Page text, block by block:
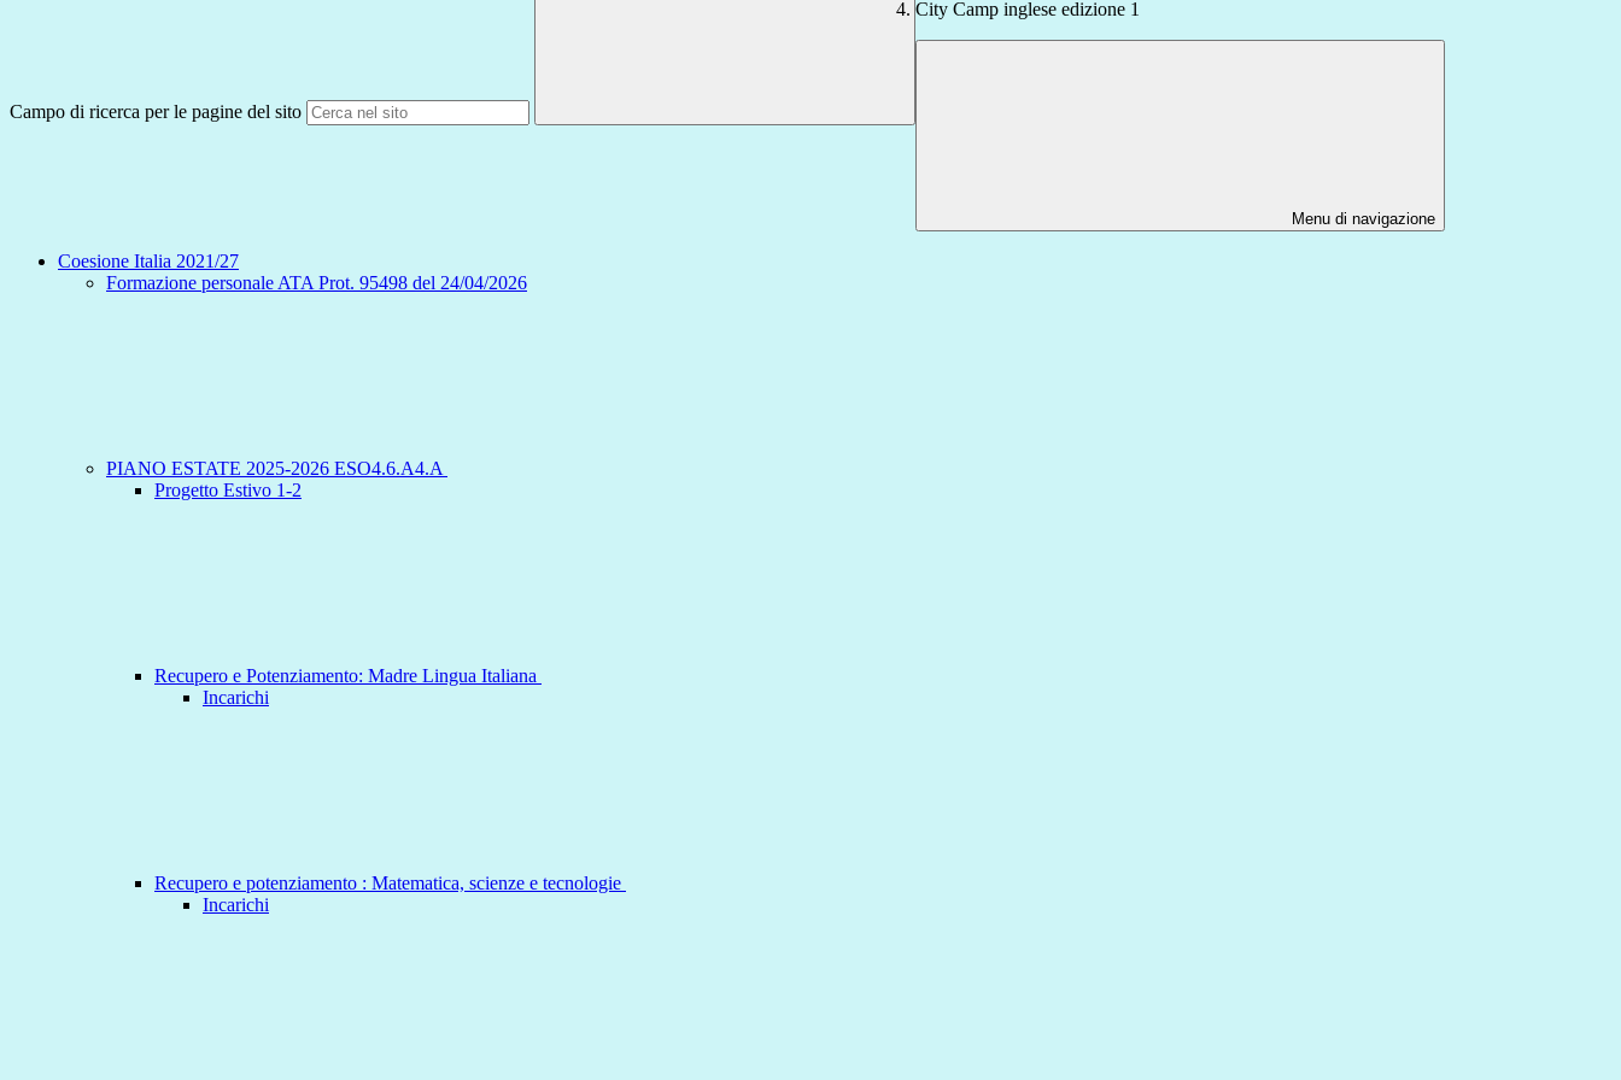
Campo di ricerca per le pagine del sito
City Camp inglese edizione 1
Menu di navigazione
Coesione Italia 2021/27
Formazione personale ATA Prot. 95498 del 24/04/2026
PIANO ESTATE 2025-2026 ESO4.6.A4.A
Progetto Estivo 1-2
Recupero e Potenziamento: Madre Lingua Italiana
Incarichi
Recupero e potenziamento : Matematica, scienze e tecnologie
Incarichi